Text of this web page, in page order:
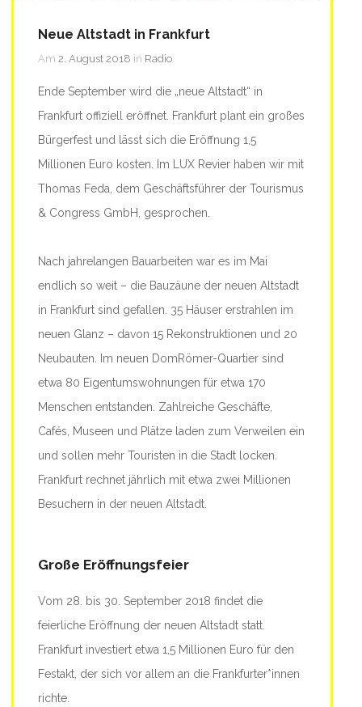
Neue Altstadt in Frankfurt
Am 2. August 2018 in Radio
Ende September wird die „neue Altstadt“ in
Frankfurt offiziell eröffnet. Frankfurt plant ein großes
Bürgerfest und lässt sich die Eröffnung 1,5
Millionen Euro kosten. Im LUX Revier haben wir mit
Thomas Feda, dem Geschäftsführer der Tourismus
& Congress GmbH, gesprochen.
Nach jahrelangen Bauarbeiten war es im Mai
endlich so weit – die Bauzäune der neuen Altstadt
in Frankfurt sind gefallen. 35 Häuser erstrahlen im
neuen Glanz – davon 15 Rekonstruktionen und 20
Neubauten. Im neuen DomRömer-Quartier sind
etwa 80 Eigentumswohnungen für etwa 170
Menschen entstanden. Zahlreiche Geschäfte,
Cafés, Museen und Plätze laden zum Verweilen ein
und sollen mehr Touristen in die Stadt locken.
Frankfurt rechnet jährlich mit etwa zwei Millionen
Besuchern in der neuen Altstadt.
Große Eröffnungsfeier
Vom 28. bis 30. September 2018 findet die
feierliche Eröffnung der neuen Altstadt statt.
Frankfurt investiert etwa 1,5 Millionen Euro für den
Festakt, der sich vor allem an die Frankfurter*innen
richte.